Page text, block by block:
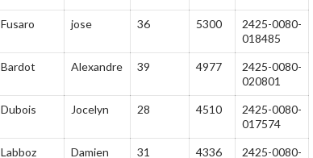
Fusaro jose 36 5300
2425-0080-
018485
Bardot Alexandre 39 4977
2425-0080-
020801
Dubois Jocelyn 28 4510
2425-0080-
017574
Labboz Damien 31 4336
2425-0080-